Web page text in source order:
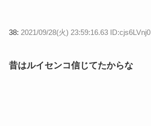
38: 2021/09/28(火) 23:59:16.63 ID:cjs6LVnj0
昔はルイセンコ信じてたからな